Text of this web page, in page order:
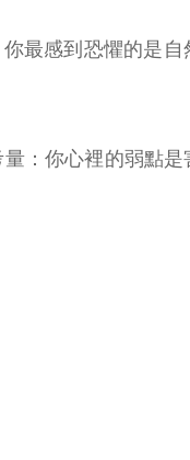
最感到恐懼的是
：你心裡的弱點